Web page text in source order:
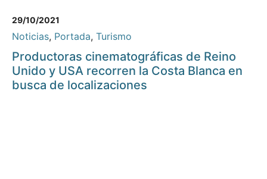
29/10/2021
Noticias, Portada, Turismo
Productoras cinematográficas de Reino
Unido y USA recorren la Costa Blanca en
busca de localizaciones